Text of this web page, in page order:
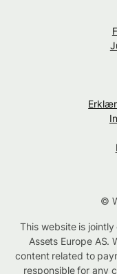
©
This website is
Assets Europe AS.
content related to
responsible for any